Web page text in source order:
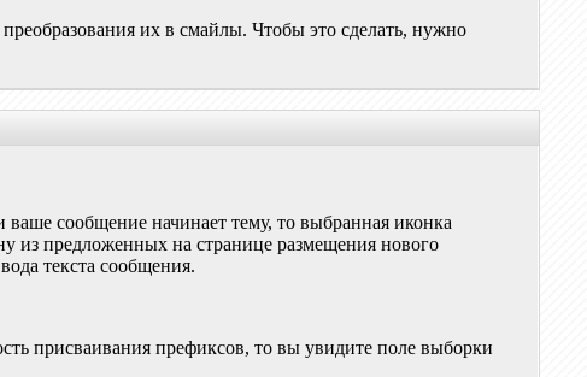
их в смайлы. Чтобы это сделать, нужно
сообщение начинает тему, то выбранная иконка
из предложенных на странице размещения нового
текста сообщения.
присваивания префиксов, то вы увидите поле выборки